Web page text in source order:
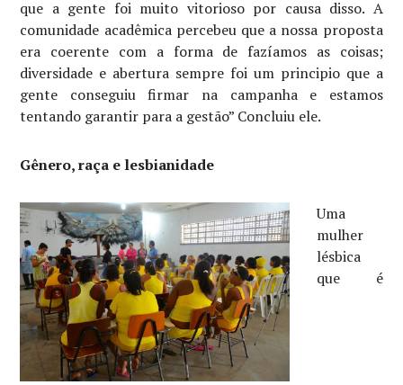
que a gente foi muito vitorioso por causa disso. A
comunidade acadêmica percebeu que a nossa proposta
era coerente com a forma de fazíamos as coisas;
diversidade e abertura sempre foi um principio que a
gente conseguiu firmar na campanha e estamos
tentando garantir para a gestão” Concluiu ele.
Gênero, raça e lesbianidade
Uma
mulher
lésbica
que é